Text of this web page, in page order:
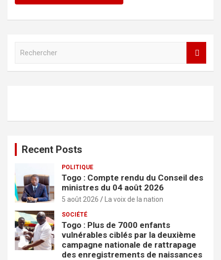
h
Recent Posts
POLITIQUE
Togo : Compte rendu du Conseil des
ministres du 04 août 2026
5 août 2026 La voix de la nation
SOCIÉTÉ
Togo : Plus de 7000 enfants
vulnérables ciblés par la deuxième
campagne nationale de rattrapage
des enregistrements de naissances